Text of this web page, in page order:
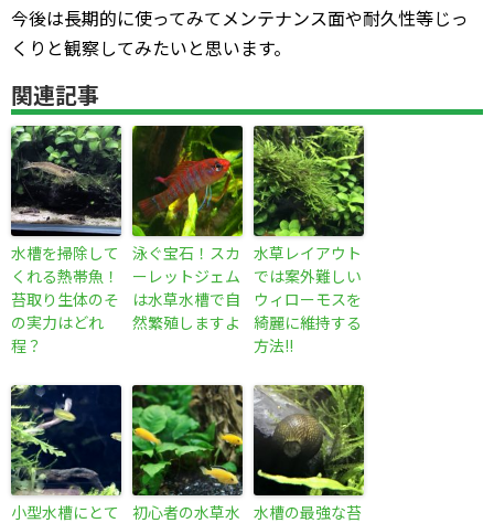
今後は長期的に使ってみてメンテナンス面や耐久性等じっ
くりと観察してみたいと思います。
関連記事
水槽を掃除して
くれる熱帯魚！
苔取り生体のそ
の実力はどれ
程？
泳ぐ宝石！スカ
ーレットジェム
は水草水槽で自
然繁殖しますよ
水草レイアウト
では案外難しい
ウィローモスを
綺麗に維持する
方法!!
小型水槽にとて 初心者の水草水 水槽の最強な苔